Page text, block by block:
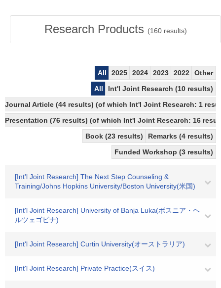
Research Products (160results)
All 2025 2024 2023 2022
Other
All
Int'l Joint Research (10 results)
Journal Article (44 results) (of which Int'l Joint Research: 1
Presentation (76 results) (of which Int'l Joint Research: 16
Book (23 results)
Remarks (4 results)
Funded Workshop (3 results)
[Int'l Joint Research] The Next Step Counseling &
Training/Johns Hopkins University/Boston University(米国)
[Int'l Joint Research] University of Banja Luka(ボスニア・ヘ
ルツェゴビナ)
[Int'l Joint Research] Curtin University(オーストラリア)
[Int'l Joint Research] Private Practice(スイス)